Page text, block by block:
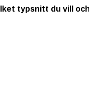
typsnitt du vill